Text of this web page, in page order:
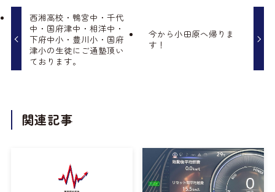
西湘高校・鴨宮中・千代
中・国府津中・相洋中・
下府中小・豊川小・国府
津小の生徒にご通塾頂い
ております。
今から小田原へ帰りま
す！
関連記事